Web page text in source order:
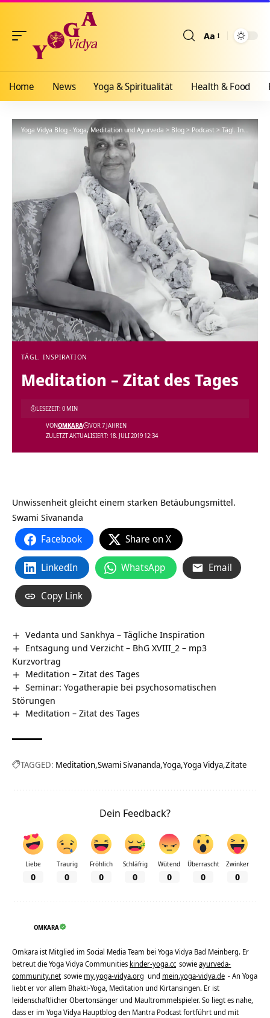
Aa
Home News Yoga & Spiritualität Health & Food
Yoga Vidya Blog - Yoga, Meditation und Ayurveda>Blog>Podcast>Tägl. Inspiration
TÄGL. INSPIRATION
Meditation – Zitat des Tages
ZULETZT AKTUALISIERT: 18. JULI 2019 12:34
VONOMKARA VOR 7 JAHREN
LESEZEIT: 0 MIN
Unwissenheit gleicht einem starken Betäubungsmittel.
Swami Sivananda
Facebook Share on X
LinkedIn WhatsApp Email
Copy Link
Vedanta und Sankhya – Tägliche Inspiration
Entsagung und Verzicht – BhG XVIII_2 – mp3
Kurzvortrag
Meditation – Zitat des Tages
Seminar: Yogatherapie bei psychosomatischen
Störungen
Meditation – Zitat des Tages
TAGGED: Meditation Swami Sivananda Yoga Yoga Vidya Zitate
Dein Feedback?
Liebe
0
Traurig
0
Fröhlich
0
Schläfrig
0
Wütend
0
Überrascht
0
Zwinker
0
OMKARA
Omkara ist Mitglied im Social Media Team bei Yoga Vidya Bad Meinberg. Er
betreut die Yoga Vidya Communities kinder-yoga.cc sowieayurveda-
community.net sowie my.yoga-vidya.org und mein.yoga-vidya.de - An Yoga
liebt er vor allem Bhakti-Yoga, Meditation und Kirtansingen. Er ist
leidenschaftlicher Obertonsänger und Maultrommelspieler. So liegt es nahe,
dass er im Yoga Vidya Hauptblog den Mantra Podcast fortführt und mit